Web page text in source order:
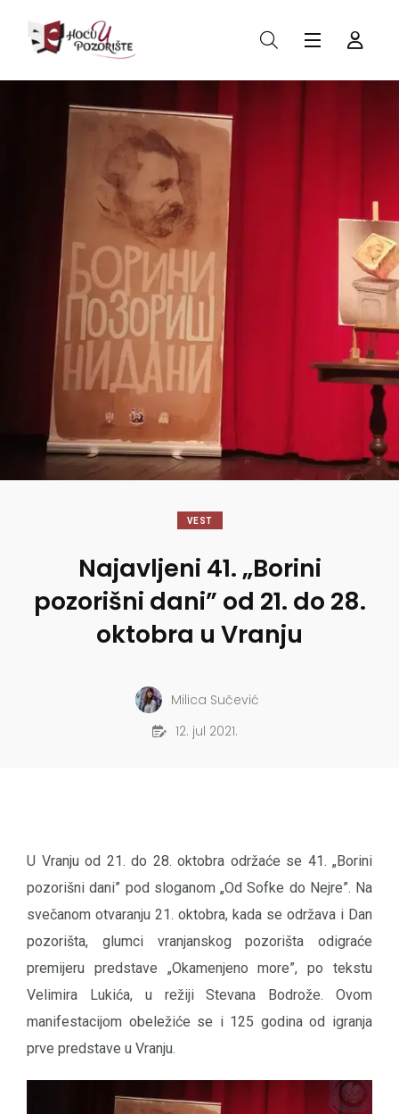
VEST
Najavljeni 41. „Borini
pozorišni dani” od 21. do 28.
oktobra u Vranju
Milica Sučević
12. jul 2021.
U Vranju od 21. do 28. oktobra održaće se 41. „Borini
pozorišni dani” pod sloganom „Od Sofke do Nejre”. Na
svečanom otvaranju 21. oktobra, kada se održava i Dan
pozorišta, glumci vranjanskog pozorišta odigraće
premijeru predstave „Okamenjeno more”, po tekstu
Velimira Lukića, u režiji Stevana Bodrože. Ovom
manifestacijom obeležiće se i 125 godina od igranja
prve predstave u Vranju.